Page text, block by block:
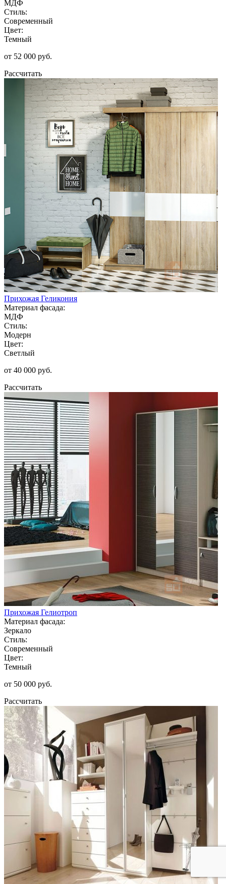
МДФ
Стиль:
Современный
Цвет:
Темный
от 52 000 руб.
Рассчитать
Прихожая Геликония
Материал фасада:
МДФ
Стиль:
Модерн
Цвет:
Светлый
от 40 000 руб.
Рассчитать
Прихожая Гелиотроп
Материал фасада:
Зеркало
Стиль:
Современный
Цвет:
Темный
от 50 000 руб.
Рассчитать